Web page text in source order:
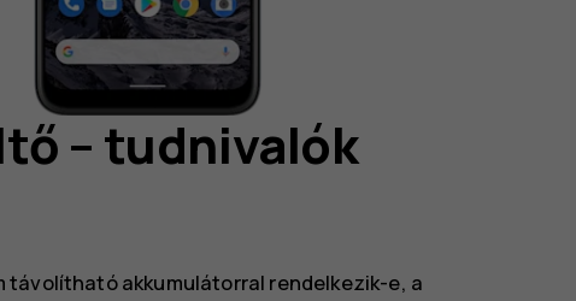
– tudnivalók
akkumulátorral rendelkezik-e, a